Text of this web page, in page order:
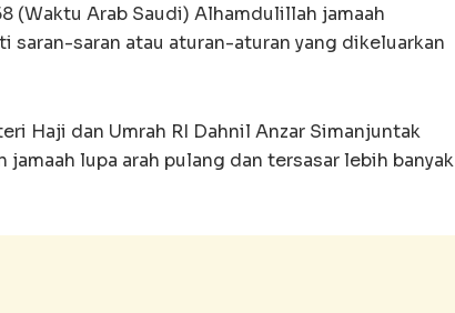
(Waktu Arab Saudi) Alhamdulillah jamaah
saran-saran atau aturan-aturan yang dikeluarkan
Haji dan Umrah RI Dahnil Anzar Simanjuntak
lupa arah pulang dan tersasar lebih banyak